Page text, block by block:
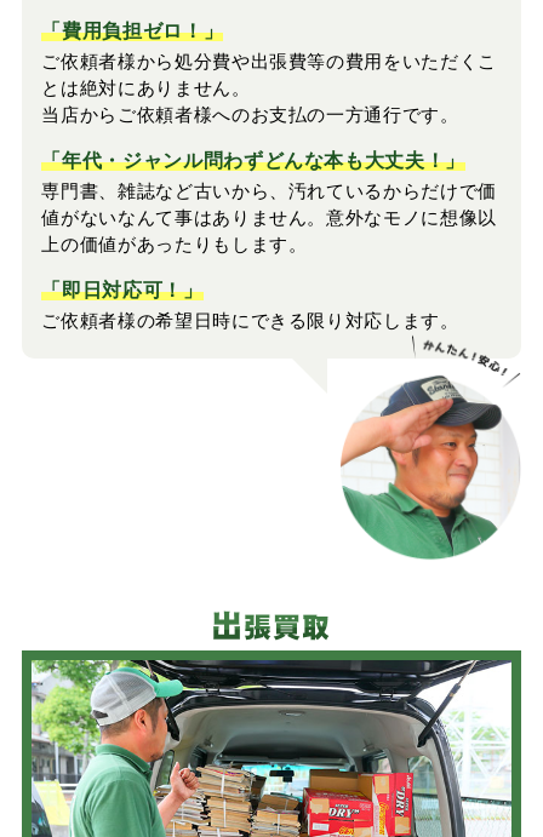
「費用負担ゼロ！」
ご依頼者様から処分費や出張費等の費用をいただくこ
とは絶対にありません。
当店からご依頼者様へのお支払の一方通行です。
「年代・ジャンル問わずどんな本も大丈夫！」
専門書、雑誌など古いから、汚れているからだけで価
値がないなんて事はありません。意外なモノに想像以
上の価値があったりもします。
「即日対応可！」
ご依頼者様の希望日時にできる限り対応します。